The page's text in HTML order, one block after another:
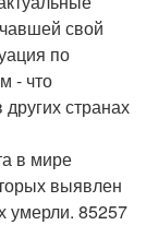
свой
по
- что
странах
в мире
выявлен
умерли. 85257